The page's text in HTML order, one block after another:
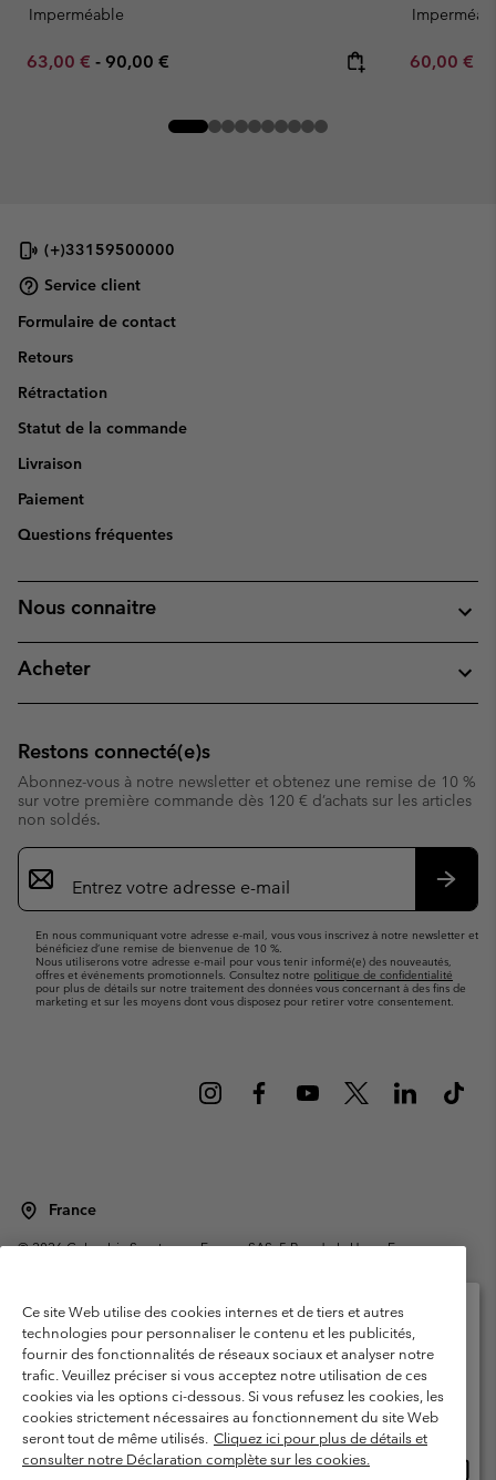
Imperméable
Minimum sale price:
63,00 € - Maximum price:
90,00 € Minimum
60,00 €
(+)33159500000
Service client
Formulaire de contact
Retours
Rétractation
Statut de la commande
Livraison
Paiement
Questions fréquentes
Nous connaitre
Acheter
Restons connecté(e)s
Abonnez-vous à notre newsletter et obtenez une remise de 10 %
sur votre première commande dès 120 € d’achats sur les articles
non soldés.
Inscription
par
e-
En nous communiquant votre adresse e-mail, vous vous inscrivez à notre newsletter et
bénéficiez d’une remise de bienvenue de 10 %.
Nous utiliserons votre adresse e-mail pour vous tenir informé(e) des nouveautés,
offres et événements promotionnels. Consultez notre politique de confidentialité
pour plus de détails sur notre traitement des données vous concernant à des fins de
marketing et sur les moyens dont vous disposez pour retirer votre consentement.
France
©2026Columbia Sportswear Europe SAS. 5 Rue de la Haye, Espace
Garanties Légales
Politique de confidentialité
Conditions d'utilisation - Membres
Conditions D'utilisation - Contenu généré par l'utilisateur
Impressum
Cookies
Public CBCR
Ce site Web utilise des cookies internes et de tiers et autres
technologies pour personnaliser le contenu et les publicités,
fournir des fonctionnalités de réseaux sociaux et analyser notre
trafic. Veuillez préciser si vous acceptez notre utilisation de ces
cookies via les options ci-dessous. Si vous refusez les cookies, les
cookies strictement nécessaires au fonctionnement du site Web
seront tout de même utilisés. Cliquez ici pour plus de détails et
consulter notre Déclaration complète sur les cookies.
Veuillez sélectionner votre pays d’expédition et
votre langue
Achats en ligne disponibles
United States